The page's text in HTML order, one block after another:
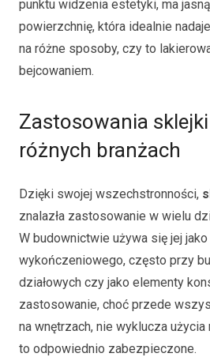
punktu widzenia estetyki, ma
powierzchnię, która idealnie
na różne sposoby, czy to
bejcowaniem.
Zastosowania
różnych branżach
Dzięki swojej wszechstronności,
znalazła zastosowanie w wielu
W budownictwie używa się jej jako
wykończeniowego, często przy
działowych czy jako elementy
zastosowanie, choć przede
na wnętrzach, nie wyklucza
to odpowiednio zabezpieczone.